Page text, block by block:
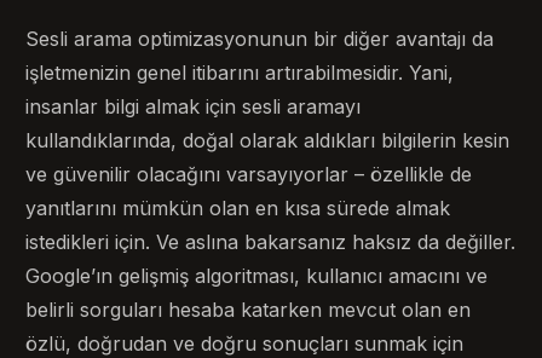
Sesli arama optimizasyonunun bir diğer avantajı da
işletmenizin genel itibarını artırabilmesidir. Yani,
insanlar bilgi almak için sesli aramayı
kullandıklarında, doğal olarak aldıkları bilgilerin kesin
ve güvenilir olacağını varsayıyorlar – özellikle de
yanıtlarını mümkün olan en kısa sürede almak
istedikleri için. Ve aslına bakarsanız haksız da değiller.
Google’ın gelişmiş algoritması, kullanıcı amacını ve
belirli sorguları hesaba katarken mevcut olan en
özlü, doğrudan ve doğru sonuçları sunmak için